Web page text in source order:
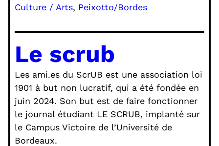
Culture / Arts, Peixotto/Bordes
Le scrub
Les ami.es du ScrUB est une association loi
1901 à but non lucratif, qui a été fondée en
juin 2024. Son but est de faire fonctionner
le journal étudiant LE SCRUB, implanté sur
le Campus Victoire de l’Université de
Bordeaux.